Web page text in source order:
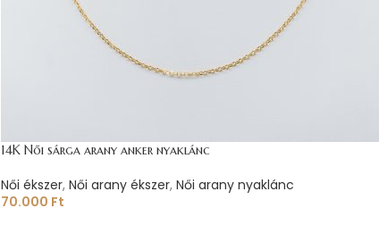
14K Női sárga arany anker nyaklánc
Női ékszer, Női arany ékszer, Női arany nyaklánc
70.000 Ft